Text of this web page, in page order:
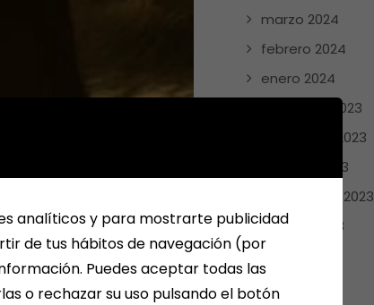
marzo 2024
febrero 2024
enero 2024
diciembre 2023
noviembre 2023
octubre 2023
septiembre 2023
agosto 2023
junio 2023
analíticos y para mostrarte publicidad
de tus hábitos de navegación (por
Puedes aceptar todas las
o rechazar su uso pulsando el botón